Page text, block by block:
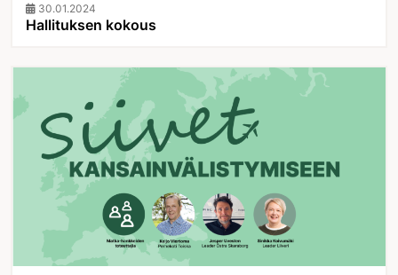
30.01.2024
Hallituksen kokous